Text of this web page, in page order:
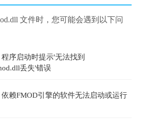
文件时，您可能会遇到以下问
程序启动时提示'无法找到
丢失'错误
依赖FMOD引擎的软件无法启动或运行